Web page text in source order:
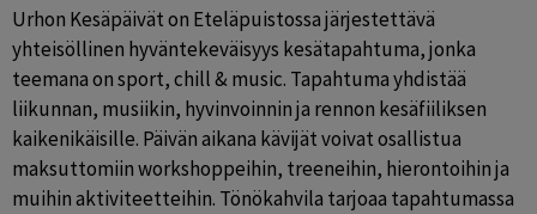
Urhon Kesäpäivät on Eteläpuistossa järjestettävä
yhteisöllinen hyväntekeväisyys kesätapahtuma, jonka
teemana on sport, chill & music. Tapahtuma yhdistää
liikunnan, musiikin, hyvinvoinnin ja rennon kesäfiiliksen
kaikenikäisille. Päivän aikana kävijät voivat osallistua
maksuttomiin workshoppeihin, treeneihin, hierontoihin ja
muihin aktiviteetteihin. Tönökahvila tarjoaa tapahtumassa